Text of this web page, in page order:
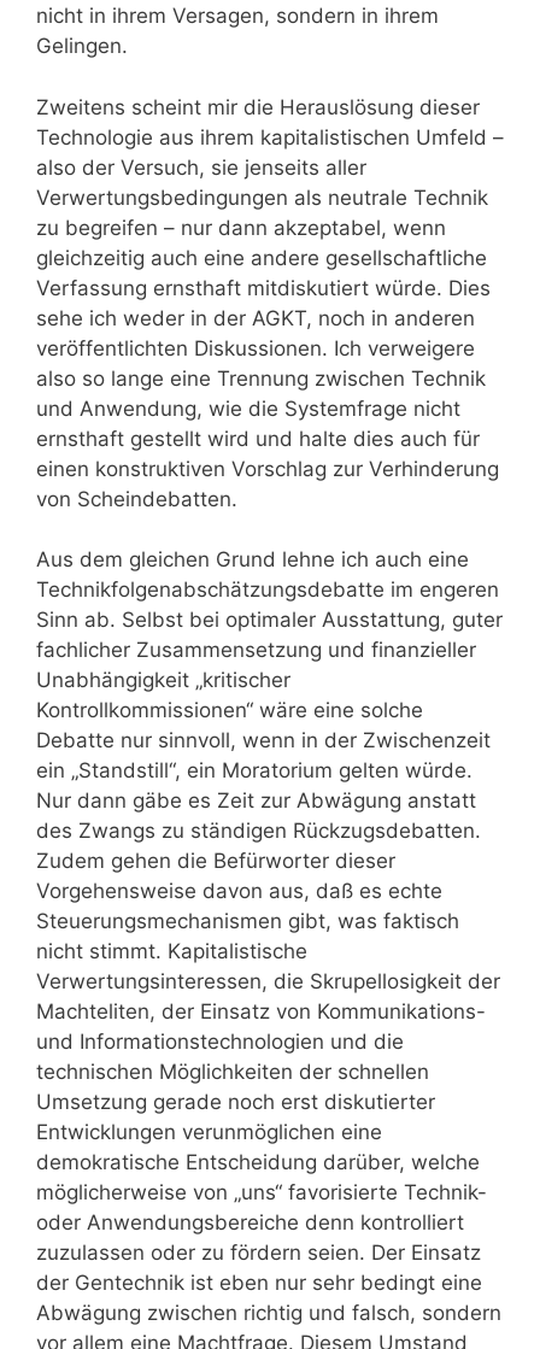
nicht in ihrem Versagen, sondern in ihrem
Gelingen.
Zweitens scheint mir die Herauslösung dieser
Technologie aus ihrem kapitalistischen Umfeld –
also der Versuch, sie jenseits aller
Verwertungsbedingungen als neutrale Technik
zu begreifen – nur dann akzeptabel, wenn
gleichzeitig auch eine andere gesellschaftliche
Verfassung ernsthaft mitdiskutiert würde. Dies
sehe ich weder in der AGKT, noch in anderen
veröffentlichten Diskussionen. Ich verweigere
also so lange eine Trennung zwischen Technik
und Anwendung, wie die Systemfrage nicht
ernsthaft gestellt wird und halte dies auch für
einen konstruktiven Vorschlag zur Verhinderung
von Scheindebatten.
Aus dem gleichen Grund lehne ich auch eine
Technikfolgenabschätzungsdebatte im engeren
Sinn ab. Selbst bei optimaler Ausstattung, guter
fachlicher Zusammensetzung und finanzieller
Unabhängigkeit „kritischer
Kontrollkommissionen“ wäre eine solche
Debatte nur sinnvoll, wenn in der Zwischenzeit
ein „Standstill“, ein Moratorium gelten würde.
Nur dann gäbe es Zeit zur Abwägung anstatt
des Zwangs zu ständigen Rückzugsdebatten.
Zudem gehen die Befürworter dieser
Vorgehensweise davon aus, daß es echte
Steuerungsmechanismen gibt, was faktisch
nicht stimmt. Kapitalistische
Verwertungsinteressen, die Skrupellosigkeit der
Machteliten, der Einsatz von Kommunikations-
und Informationstechnologien und die
technischen Möglichkeiten der schnellen
Umsetzung gerade noch erst diskutierter
Entwicklungen verunmöglichen eine
demokratische Entscheidung darüber, welche
möglicherweise von „uns“ favorisierte Technik-
oder Anwendungsbereiche denn kontrolliert
zuzulassen oder zu fördern seien. Der Einsatz
der Gentechnik ist eben nur sehr bedingt eine
Abwägung zwischen richtig und falsch, sondern
vor allem eine Machtfrage. Diesem Umstand